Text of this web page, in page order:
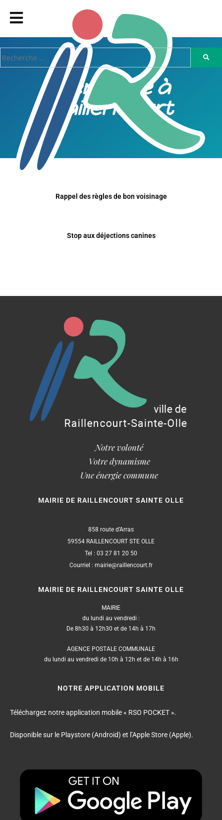
Bien vivre à
Raillencourt
Rappel des règles de bon voisinage
Stop aux déjections canines
Notre volonté
Votre dynamisme
Une énergie commune
MAIRIE DE RAILLENCOURT SAINTE OLLE
858 route d’Arras
59554 RAILLENCOURT STE OLLE
Tel : 03 27 81 20 50
Courriel : mairie@raillencourt.fr
MAIRIE DE RAILLENCOURT SAINTE OLLE
MAIRIE
du lundi au vendredi :
De 8h30 à 12h30 et de 14h à 17h
AGENCE POSTALE COMMUNALE
du lundi au vendredi de 10h à 12h et de 14h à 16h
NOTRE APPLICATION MOBILE
Téléchargez notre application mobile « RSO POCKET ».
Disponible sur le Playstore (Android) et l’Apple Store (Apple).